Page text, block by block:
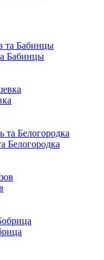
Бабинцы
Белогородка